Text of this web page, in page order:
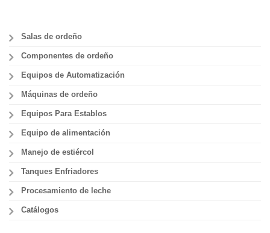
Salas de ordeño
Componentes de ordeño
Equipos de Automatización
Máquinas de ordeño
Equipos Para Establos
Equipo de alimentación
Manejo de estiércol
Tanques Enfriadores
Procesamiento de leche
Catálogos